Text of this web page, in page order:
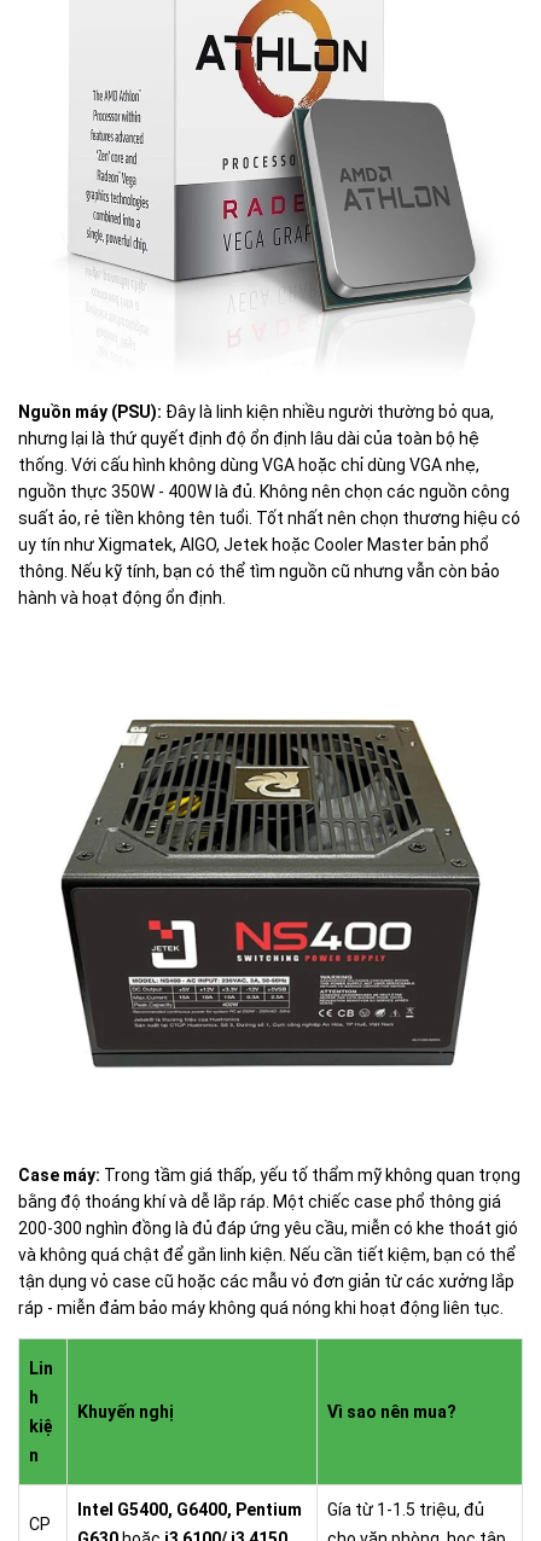
Nguồn máy (PSU): Đây là linh kiện nhiều người thường bỏ qua,
nhưng lại là thứ quyết định độ ổn định lâu dài của toàn bộ hệ
thống. Với cấu hình không dùng VGA hoặc chỉ dùng VGA nhẹ,
nguồn thực 350W - 400W là đủ. Không nên chọn các nguồn công
suất ảo, rẻ tiền không tên tuổi. Tốt nhất nên chọn thương hiệu có
uy tín như Xigmatek, AIGO, Jetek hoặc Cooler Master bản phổ
thông. Nếu kỹ tính, bạn có thể tìm nguồn cũ nhưng vẫn còn bảo
hành và hoạt động ổn định.
Case máy: Trong tầm giá thấp, yếu tố thẩm mỹ không quan trọng
bằng độ thoáng khí và dễ lắp ráp. Một chiếc case phổ thông giá
200-300 nghìn đồng là đủ đáp ứng yêu cầu, miễn có khe thoát gió
và không quá chật để gắn linh kiện. Nếu cần tiết kiệm, bạn có thể
tận dụng vỏ case cũ hoặc các mẫu vỏ đơn giản từ các xưởng lắp
ráp - miễn đảm bảo máy không quá nóng khi hoạt động liên tục.
Lin
h
kiệ
n
Khuyến nghị Vì sao nên mua?
CP
Intel G5400, G6400, Pentium
Gía từ 1-1.5 triệu, đủ